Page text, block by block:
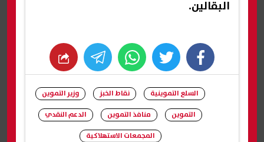
البقالين.
facebook
twitter
whats
السلع التموينية نقاط الخبز
وزير التموين
التموين
منافذ التموين
الدعم النقدي
المجمعات الاستهلاكية